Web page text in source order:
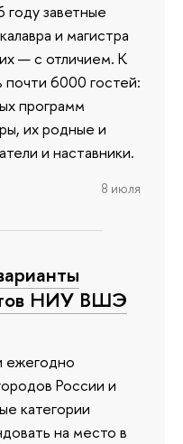
заветные
и магистра
— с отличием. К
почти 6000 гостей:
программ
их родные и
и наставники.
8 июля
НИУ ВШЭ
ежегодно
России и
категории
на место в